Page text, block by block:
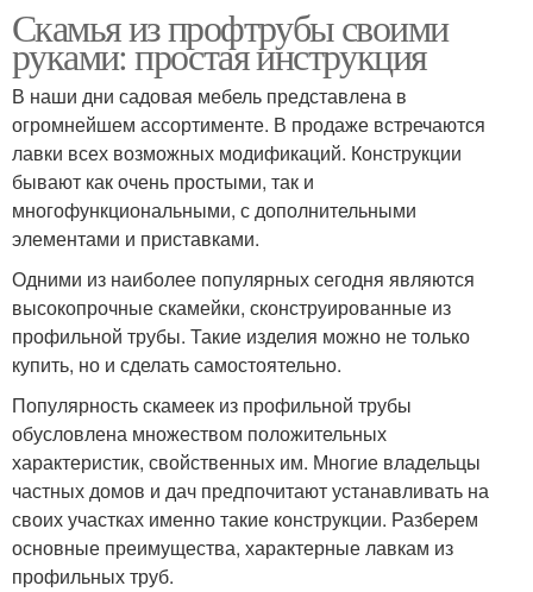
Скамья из профтрубы своими
руками: простая инструкция
В наши дни садовая мебель представлена в
огромнейшем ассортименте. В продаже встречаются
лавки всех возможных модификаций. Конструкции
бывают как очень простыми, так и
многофункциональными, с дополнительными
элементами и приставками.
Одними из наиболее популярных сегодня являются
высокопрочные скамейки, сконструированные из
профильной трубы. Такие изделия можно не только
купить, но и сделать самостоятельно.
Популярность скамеек из профильной трубы
обусловлена множеством положительных
характеристик, свойственных им. Многие владельцы
частных домов и дач предпочитают устанавливать на
своих участках именно такие конструкции. Разберем
основные преимущества, характерные лавкам из
профильных труб.